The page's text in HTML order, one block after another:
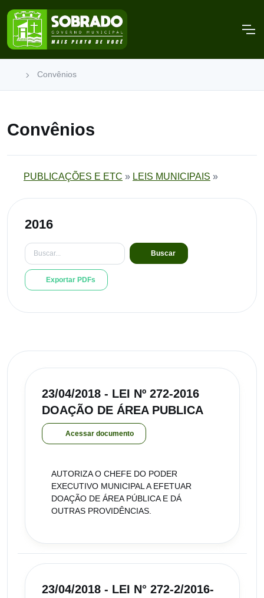
Convênios
Convênios
PUBLICAÇÕES E ETC » LEIS MUNICIPAIS »
2016
Buscar
Exportar PDFs
23/04/2018 - LEI Nº 272-2016
DOAÇÃO DE ÁREA PUBLICA
Acessar documento
AUTORIZA O CHEFE DO PODER
EXECUTIVO MUNICIPAL A EFETUAR
DOAÇÃO DE ÁREA PÚBLICA E DÁ
OUTRAS PROVIDÊNCIAS.
23/04/2018 - LEI N° 272-2/2016-